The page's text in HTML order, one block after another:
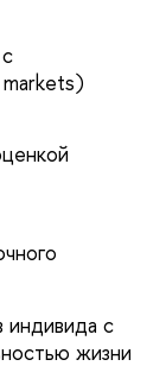
индивида с
жизни